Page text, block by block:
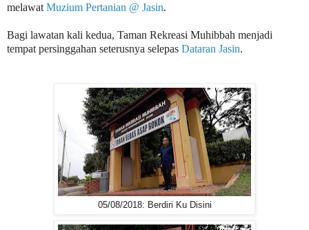
melawat Muzium Pertanian @ Jasin.
Bagi lawatan kali kedua, Taman Rekreasi Muhibbah menjadi
tempat persinggahan seterusnya selepas Dataran Jasin.
05/08/2018: Berdiri Ku Disini